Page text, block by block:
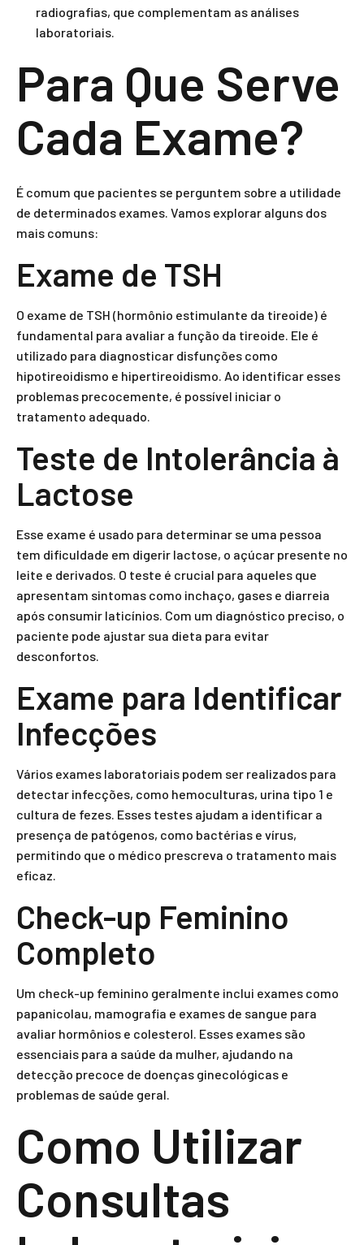
radiografias, que complementam as análises
laboratoriais.
Para Que Serve
Cada Exame?
É comum que pacientes se perguntem sobre a utilidade
de determinados exames. Vamos explorar alguns dos
mais comuns:
Exame de TSH
O exame de TSH (hormônio estimulante da tireoide) é
fundamental para avaliar a função da tireoide. Ele é
utilizado para diagnosticar disfunções como
hipotireoidismo e hipertireoidismo. Ao identificar esses
problemas precocemente, é possível iniciar o
tratamento adequado.
Teste de Intolerância à
Lactose
Esse exame é usado para determinar se uma pessoa
tem dificuldade em digerir lactose, o açúcar presente no
leite e derivados. O teste é crucial para aqueles que
apresentam sintomas como inchaço, gases e diarreia
após consumir laticínios. Com um diagnóstico preciso, o
paciente pode ajustar sua dieta para evitar
desconfortos.
Exame para Identificar
Infecções
Vários exames laboratoriais podem ser realizados para
detectar infecções, como hemoculturas, urina tipo 1 e
cultura de fezes. Esses testes ajudam a identificar a
presença de patógenos, como bactérias e vírus,
permitindo que o médico prescreva o tratamento mais
eficaz.
Check-up Feminino
Completo
Um check-up feminino geralmente inclui exames como
papanicolau, mamografia e exames de sangue para
avaliar hormônios e colesterol. Esses exames são
essenciais para a saúde da mulher, ajudando na
detecção precoce de doenças ginecológicas e
problemas de saúde geral.
Como Utilizar
Consultas